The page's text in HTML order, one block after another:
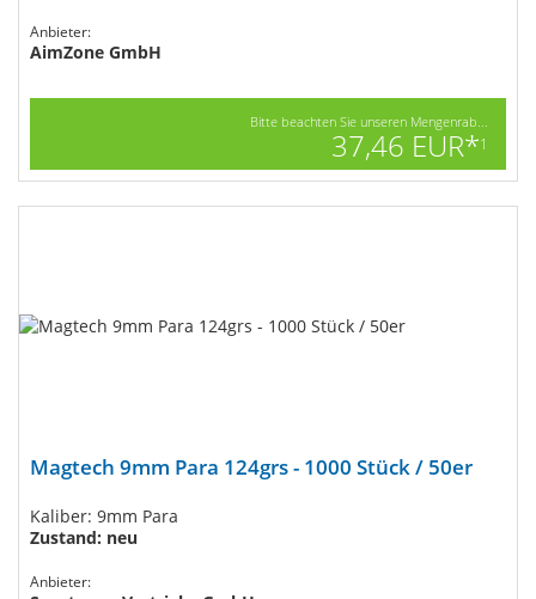
Anbieter:
AimZone GmbH
Bitte beachten Sie unseren Mengenrab...
37,46 EUR*1
Magtech 9mm Para 124grs - 1000 Stück / 50er
Kaliber: 9mm Para
Zustand: neu
Anbieter: